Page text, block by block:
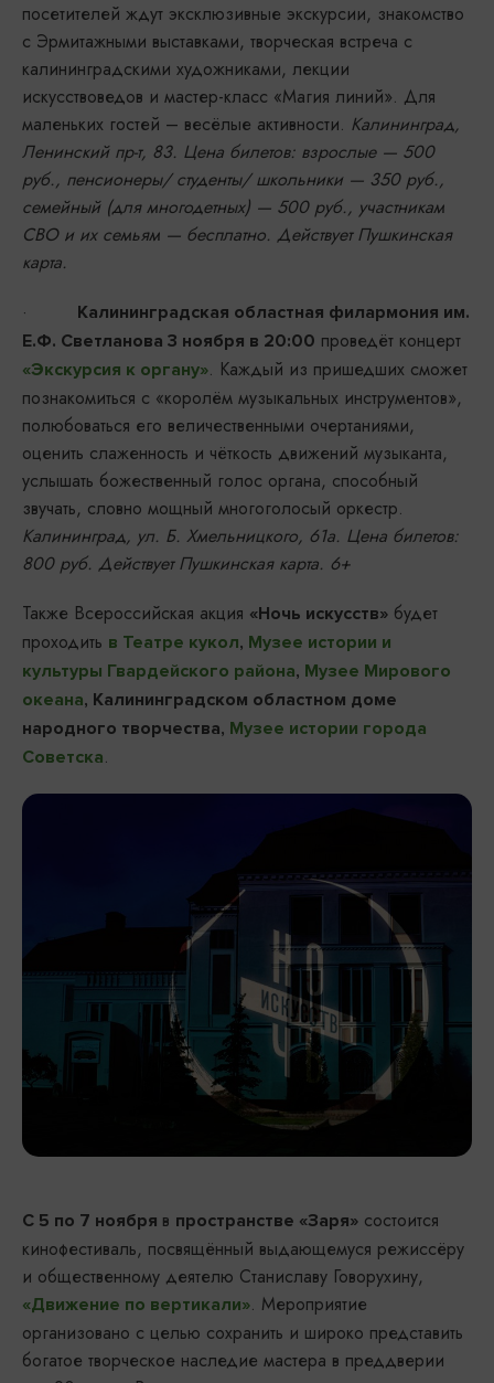
посетителей ждут эксклюзивные экскурсии, знакомство
с Эрмитажными выставками, творческая встреча с
калининградскими художниками, лекции
искусствоведов и мастер-класс «Магия линий». Для
маленьких гостей – весёлые активности. Калининград,
Ленинский пр-т, 83. Цена билетов: взрослые — 500
руб., пенсионеры/ студенты/ школьники — 350 руб.,
семейный (для многодетных) — 500 руб., участникам
СВО и их семьям — бесплатно. Действует Пушкинская
карта.
·
Калининградская областная филармония им.
Е.Ф. Светланова 3 ноября в 20:00 проведёт концерт
«Экскурсия к органу». Каждый из пришедших сможет
познакомиться с «королём музыкальных инструментов»,
полюбоваться его величественными очертаниями,
оценить слаженность и чёткость движений музыканта,
услышать божественный голос органа, способный
звучать, словно мощный многоголосый оркестр.
Калининград, ул. Б. Хмельницкого, 61а. Цена билетов:
800 руб. Действует Пушкинская карта. 6+
Также Всероссийская акция «Ночь искусств» будет
проходить в Театре кукол, Музее истории и
культуры Гвардейского района, Музее Мирового
океана, Калининградском областном доме
народного творчества, Музее истории города
Советска.
С 5 по 7 ноября в пространстве «Заря» состоится
кинофестиваль, посвящённый выдающемуся режиссёру
и общественному деятелю Станиславу Говорухину,
«Движение по вертикали». Мероприятие
организовано с целью сохранить и широко представить
богатое творческое наследие мастера в преддверии